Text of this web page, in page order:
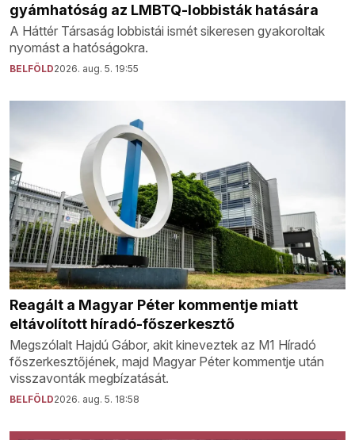
gyámhatóság az LMBTQ-lobbisták hatására
A Háttér Társaság lobbistái ismét sikeresen gyakoroltak
nyomást a hatóságokra.
BELFÖLD2026. aug. 5. 19:55
Reagált a Magyar Péter kommentje miatt
eltávolított híradó-főszerkesztő
Megszólalt Hajdú Gábor, akit kineveztek az M1 Híradó
főszerkesztőjének, majd Magyar Péter kommentje után
visszavonták megbízatását.
BELFÖLD2026. aug. 5. 18:58